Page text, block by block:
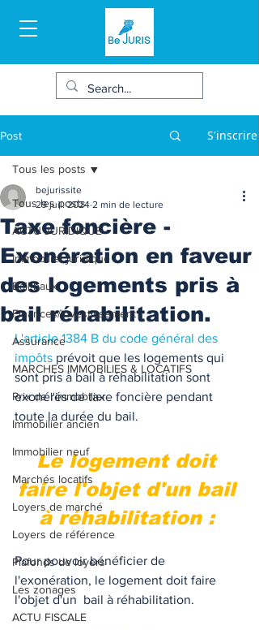
Post S'inscrire
Tous les posts
ACTU JURIDIQUE
Immobilier juridique
Bail/baux
Finances/Investissement
Assurance
MARCHES IMMOBILIES & LOCATIFS
Prix de l'immobilier
Immobilier ancien
Immobilier neuf
Marchés locatifs
Loyers de marché
Loyers de référence
Plafonds de loyers
Les zonages
ACTU FISCALE
Tous les posts
Taxe foncière -
Exonération en faveur
des logements pris à
bail réhabilitation.
bejurissite
29 juil. 2024 2 min de lecture
L'article 1384 B du code général des
impôts prévoit que les logements qui
sont pris à bail à réhabilitation sont
exonérés de taxe foncière pendant
toute la durée du bail.
Le logement doit
faire l'objet d'un bail
à réhabilitation :
Pour pouvoir bénéficier de
l'exonération, le logement doit faire
l'objet d'un  bail à réhabilitation.